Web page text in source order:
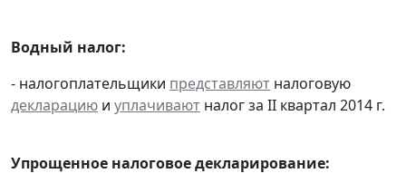
Водный налог:
- налогоплательщики представляют налоговую
декларацию и уплачивают налог за II квартал 2014 г.
Упрощенное налоговое декларирование: